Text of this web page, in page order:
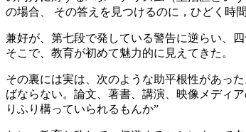
の場合、 その答えを見つけるのに，ひどく時
兼好が、第七段で発している警告に逆らい、
そこで、教育が初めて魅力的に見えてきた。
その裏には実は、次のような助平根性があっ
ばならない。論文、著書、講演、映像メディ
りふり構っていられるもんか”